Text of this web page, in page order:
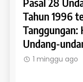
Tahun 1996
Tanggungan:
Undang-
1 minggu ago